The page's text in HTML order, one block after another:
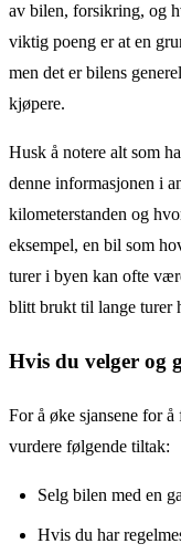
av bilen, forsikring, og
viktig poeng er at en
men det er bilens
kjøpere.
Husk å notere alt som
denne informasjonen i
kilometerstanden og
eksempel, en bil som
turer i byen kan ofte
blitt brukt til lange turer
Hvis du velger og
For å øke sjansene for
vurdere følgende tiltak:
Selg bilen med en
Hvis du har